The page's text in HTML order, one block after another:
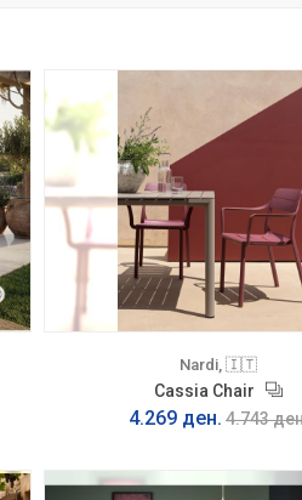
Nardi, 🇮🇹
Cassia Chair
4.269 ден. 4.743